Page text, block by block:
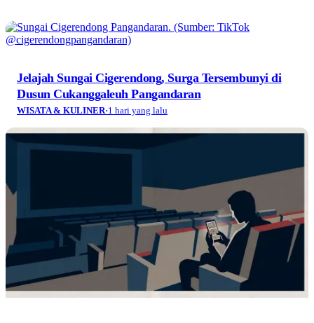
Jelajah Sungai Cigerendong, Surga Tersembunyi di
Dusun Cukanggaleuh Pangandaran
WISATA & KULINER·1 hari yang lalu